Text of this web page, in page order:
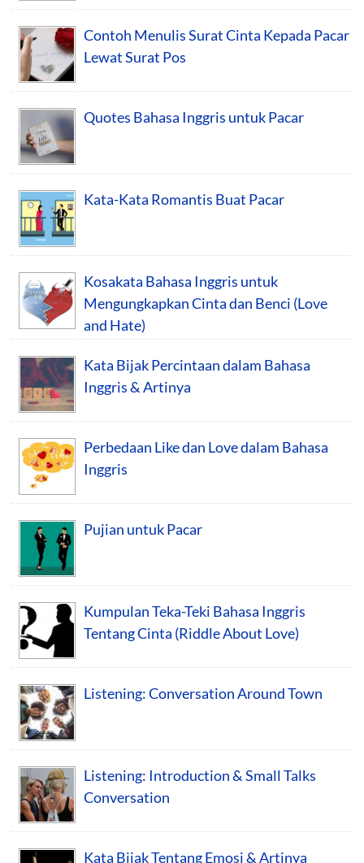
Contoh Menulis Surat Cinta Kepada Pacar
Lewat Surat Pos
Quotes Bahasa Inggris untuk Pacar
Kata-Kata Romantis Buat Pacar
Kosakata Bahasa Inggris untuk
Mengungkapkan Cinta dan Benci (Love
and Hate)
Kata Bijak Percintaan dalam Bahasa
Inggris & Artinya
Perbedaan Like dan Love dalam Bahasa
Inggris
Pujian untuk Pacar
Kumpulan Teka-Teki Bahasa Inggris
Tentang Cinta (Riddle About Love)
Listening: Conversation Around Town
Listening: Introduction & Small Talks
Conversation
Kata Bijak Tentang Emosi & Artinya